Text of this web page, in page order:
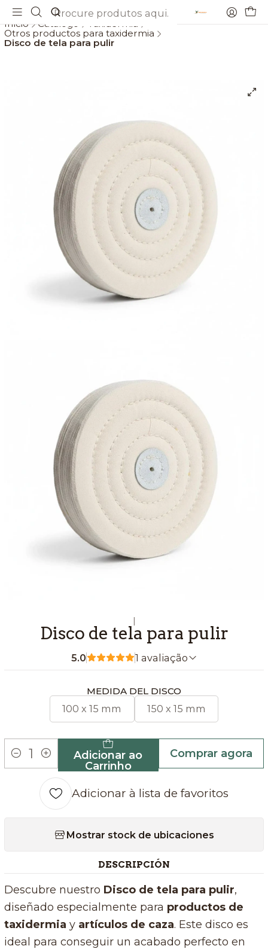
Início Catálogo
Otros productos para taxidermia
Disco de tela para pulir
|
Disco de tela para pulir
5.0 1 avaliação
MEDIDA DEL DISCO
100 x 15 mm 150 x 15 mm
Quantidade
Adicionar ao
Carrinho
Comprar agora
Adicionar à lista de favoritos
Mostrar stock de ubicaciones
DESCRIPCIÓN
Descubre nuestro Disco de tela para pulir,
diseñado especialmente para productos de
taxidermia y artículos de caza. Este disco es
ideal para conseguir un acabado perfecto en